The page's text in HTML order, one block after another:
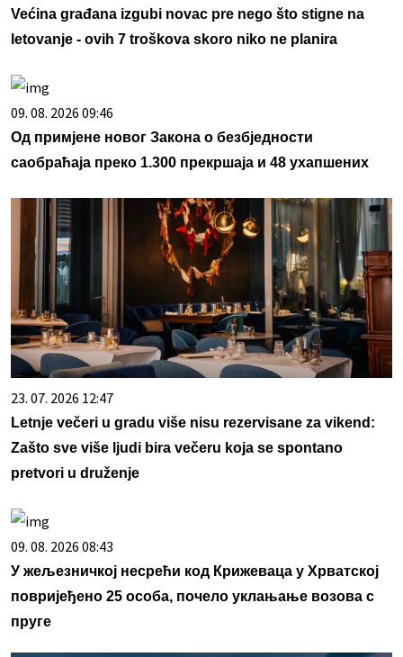
Većina građana izgubi novac pre nego što stigne na
letovanje - ovih 7 troškova skoro niko ne planira
09. 08. 2026 09:46
Од примјене новог Закона о безбједности
саобраћаја преко 1.300 прекршаја и 48 ухапшених
23. 07. 2026 12:47
Letnje večeri u gradu više nisu rezervisane za vikend:
Zašto sve više ljudi bira večeru koja se spontano
pretvori u druženje
09. 08. 2026 08:43
У жељезничкој несрећи код Крижеваца у Хрватској
повријеђено 25 особа, почело уклањање возова с
пруге